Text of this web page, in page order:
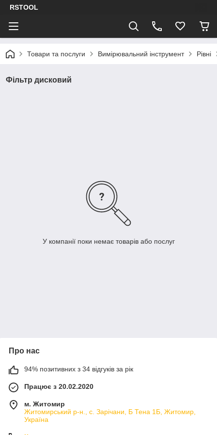
RSTOOL
Товари та послуги Вимірювальний інструмент Рівні
Фільтр дисковий
У компанії поки немає товарів або послуг
Про нас
94% позитивних з 34 відгуків за рік
Працює з 20.02.2020
м. Житомир
Житомирський р-н., с. Зарічани, Б Тена 1Б, Житомир,
Україна